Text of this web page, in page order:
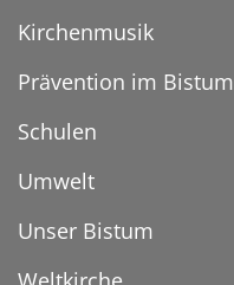
Kirchenmusik
Prävention im Bistum
Schulen
Umwelt
Unser Bistum